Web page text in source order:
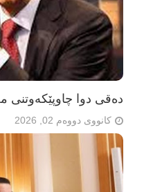
دەقی دوا چاوپێکەوتنی
کانووی دووەم 02, 2026